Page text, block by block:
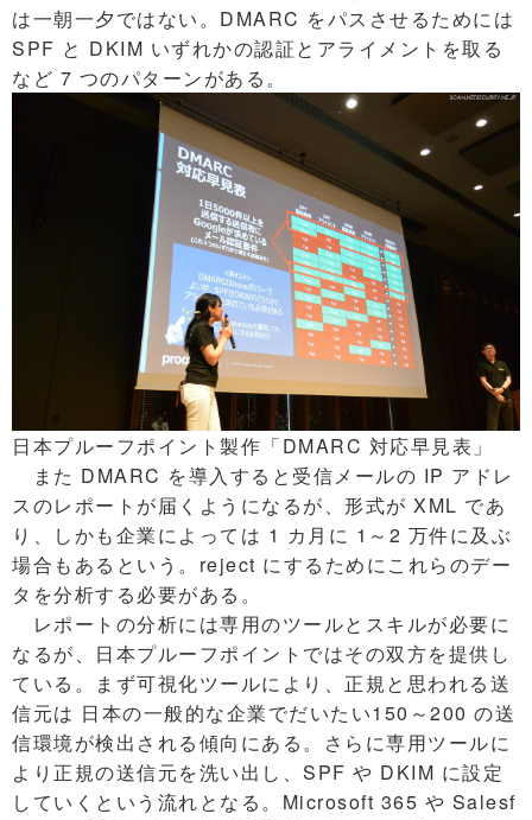
は一朝一夕ではない。DMARC をパスさせるためには
SPF と DKIM いずれかの認証とアライメントを取る
など 7 つのパターンがある。
日本プルーフポイント製作「DMARC 対応早見表」
また DMARC を導入すると受信メールの IP アドレ
スのレポートが届くようになるが、形式が XML であ
り、しかも企業によっては 1 カ月に 1～2 万件に及ぶ
場合もあるという。reject にするためにこれらのデー
タを分析する必要がある。
レポートの分析には専用のツールとスキルが必要に
なるが、日本プルーフポイントではその双方を提供し
ている。まず可視化ツールにより、正規と思われる送
信元は 日本の一般的な企業でだいたい150～200 の送
信環境が検出される傾向にある。さらに専用ツールに
より正規の送信元を洗い出し、SPF や DKIM に設定
していくという流れとなる。Microsoft 365 や Salesf